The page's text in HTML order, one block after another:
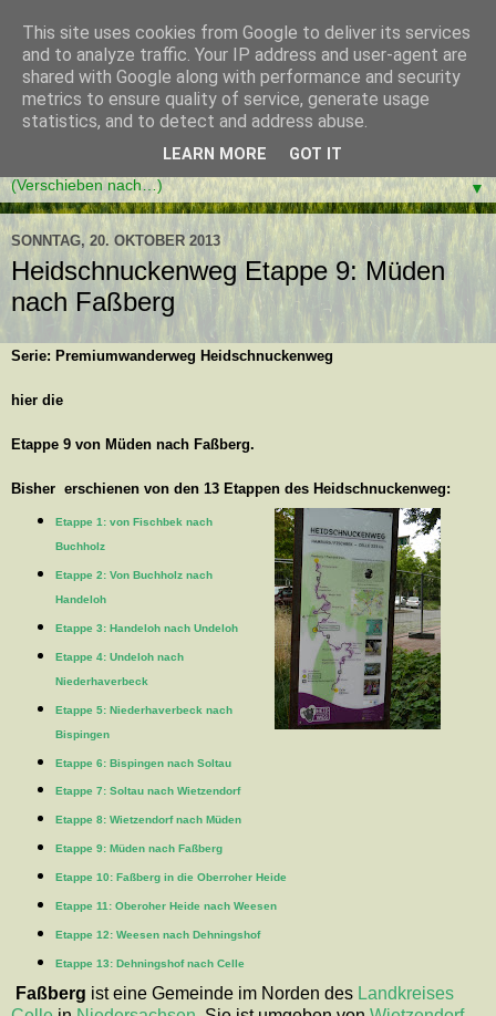
▼
SONNTAG, 20. OKTOBER 2013
Heidschnuckenweg Etappe 9: Müden
nach Faßberg
Serie: Premiumwanderweg Heidschnuckenweg
hier die
Etappe 9 von Müden nach Faßberg.
Bisher erschienen von den 13 Etappen des Heidschnuckenweg:
Etappe 1: von Fischbek nach
Buchholz
Etappe 2: Von Buchholz nach
Handeloh
Etappe 3: Handeloh nach Undeloh
Etappe 4: Undeloh nach
Niederhaverbeck
Etappe 5: Niederhaverbeck nach
Bispingen
Etappe 6: Bispingen nach Soltau
Etappe 7: Soltau nach Wietzendorf
Etappe 8: Wietzendorf nach Müden
Etappe 9: Müden nach Faßberg
Etappe 10: Faßberg in die Oberroher Heide
Etappe 11: Oberoher Heide nach Weesen
Etappe 12: Weesen nach Dehningshof
Etappe 13: Dehningshof nach Celle
Faßberg ist eine Gemeinde im Norden des Landkreises
This site uses cookies from Google to deliver its services
and to analyze traffic. Your IP address and user-agent are
shared with Google along with performance and security
metrics to ensure quality of service, generate usage
statistics, and to detect and address abuse.
LEARN MORE GOT IT